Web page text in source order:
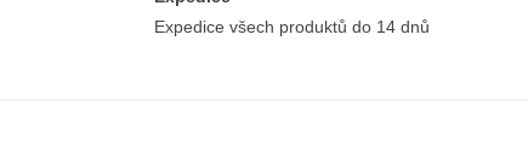
Expedice všech produktů do 14 dnů